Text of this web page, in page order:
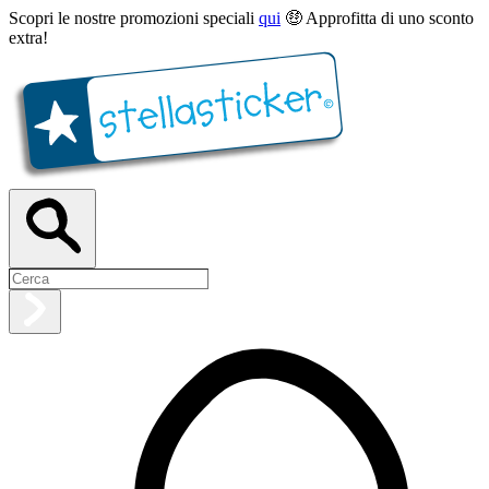
Scopri le nostre promozioni speciali qui 🤑 Approfitta di uno sconto
extra!